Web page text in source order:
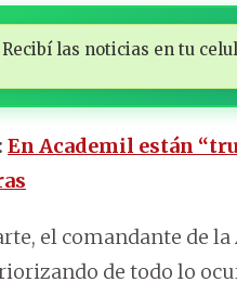
Recibí las noticias en tu
En Academil están
el comandante de
de todo lo